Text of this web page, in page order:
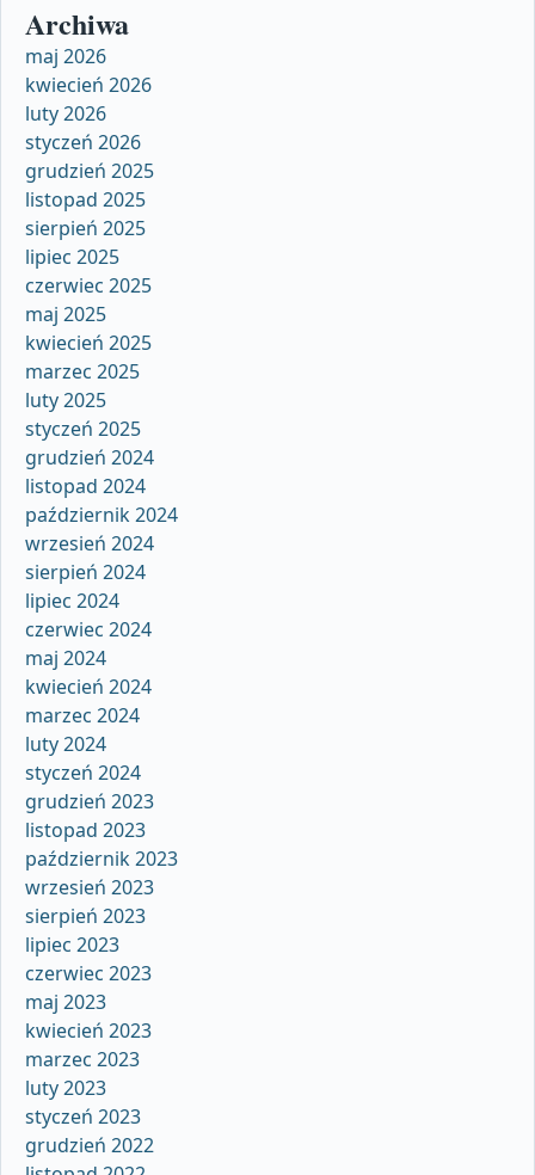
Archiwa
maj 2026
kwiecień 2026
luty 2026
styczeń 2026
grudzień 2025
listopad 2025
sierpień 2025
lipiec 2025
czerwiec 2025
maj 2025
kwiecień 2025
marzec 2025
luty 2025
styczeń 2025
grudzień 2024
listopad 2024
październik 2024
wrzesień 2024
sierpień 2024
lipiec 2024
czerwiec 2024
maj 2024
kwiecień 2024
marzec 2024
luty 2024
styczeń 2024
grudzień 2023
listopad 2023
październik 2023
wrzesień 2023
sierpień 2023
lipiec 2023
czerwiec 2023
maj 2023
kwiecień 2023
marzec 2023
luty 2023
styczeń 2023
grudzień 2022